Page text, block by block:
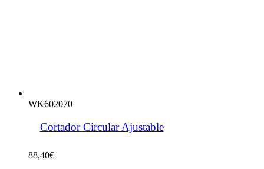
WK602070
Cortador Circular Ajustable
88,40€